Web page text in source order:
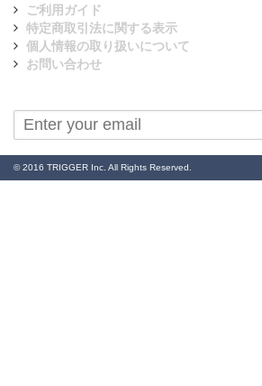
ご利用ガイド
特定商取引法に関する表示
個人情報の取り扱いについて
お問い合わせ
© 2016 TRIGGER Inc. All Rights Reserved.